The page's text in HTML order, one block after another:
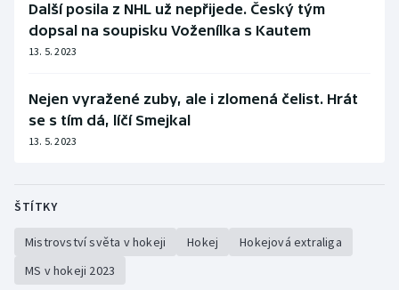
Další posila z NHL už nepřijede. Český tým
dopsal na soupisku Voženílka s Kautem
13. 5. 2023
Nejen vyražené zuby, ale i zlomená čelist. Hrát
se s tím dá, líčí Smejkal
13. 5. 2023
ŠTÍTKY
Mistrovství světa v hokeji Hokej
Hokejová extraliga
MS v hokeji 2023